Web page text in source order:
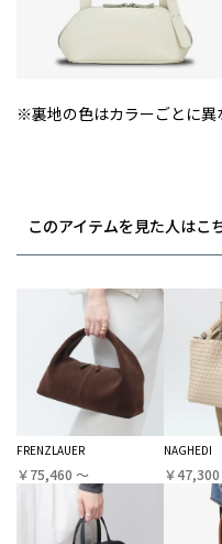
※裏地の色はカラーごとに異
このアイテムを見た人はこ
FRENZLAUER
￥75,460 〜
NAGHEDI
￥